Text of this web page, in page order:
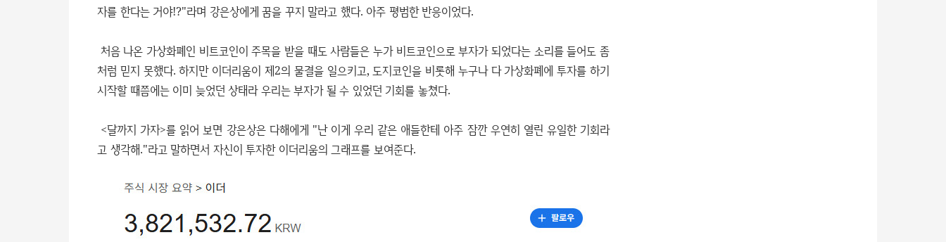
자를 한다는 거야!?"라며 강은상에게 꿈을 꾸지 말라고 했다. 아주 평범한 반응이었다.
처음 나온 가상화폐인 비트코인이 주목을 받을 때도 사람들은 누가 비트코인으로 부자가 되었다는 소리를 들어도 좀
처럼 믿지 못했다. 하지만 이더리움이 제2의 물결을 일으키고, 도지코인을 비롯해 누구나 다 가상화폐에 투자를 하기
시작할 때쯤에는 이미 늦었던 상태라 우리는 부자가 될 수 있었던 기회를 놓쳤다.
<달까지 가자>를 읽어 보면 강은상은 다해에게 "난 이게 우리 같은 애들한테 아주 잠깐 우연히 열린 유일한 기회라
고 생각해."라고 말하면서 자신이 투자한 이더리움의 그래프를 보여준다.